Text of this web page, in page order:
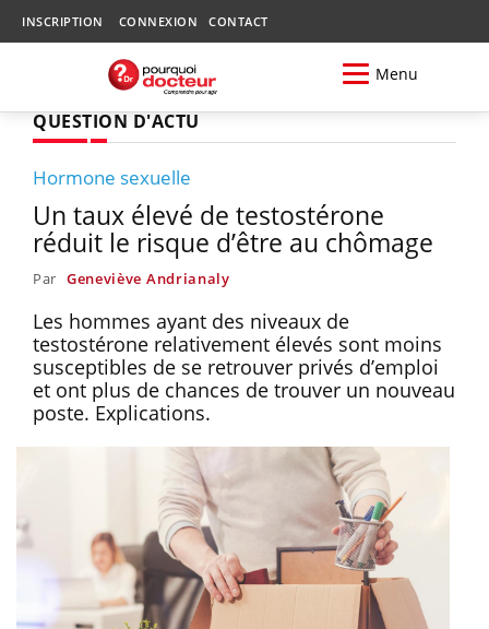
INSCRIPTION CONNEXION CONTACT
Menu
QUESTION D'ACTU
Hormone sexuelle
Un taux élevé de testostérone
réduit le risque d’être au chômage
Par Geneviève Andrianaly
Les hommes ayant des niveaux de
testostérone relativement élevés sont moins
susceptibles de se retrouver privés d’emploi
et ont plus de chances de trouver un nouveau
poste. Explications.